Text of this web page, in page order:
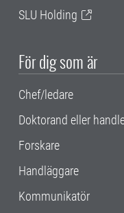
SLU Holding
För dig som är
Chef/ledare
Doktorand eller
Forskare
Handläggare
Kommunikatör